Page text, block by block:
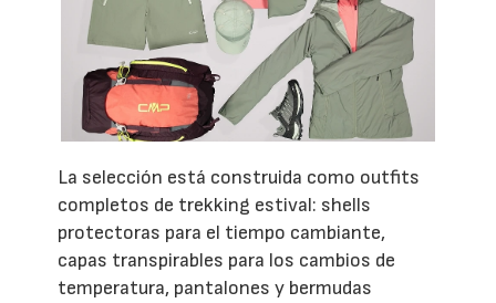
La selección está construida como outfits
completos de trekking estival: shells
protectoras para el tiempo cambiante,
capas transpirables para los cambios de
temperatura, pantalones y bermudas